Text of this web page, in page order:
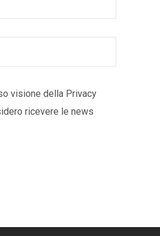
visione della Privacy
ricevere le news